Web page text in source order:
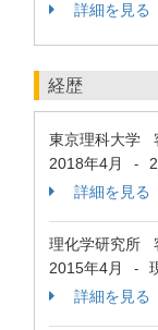
詳細を見る
経歴
東京理科大学
2018年4月
-
詳細を見る
理化学研究所
2015年4月
-
詳細を見る